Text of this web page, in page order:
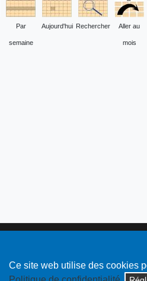
Ce site web utilise des cookies
Par
semaine
Aujourd'hui Rechercher Aller au
mois